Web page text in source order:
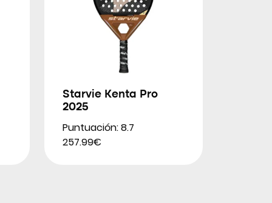
Starvie Kenta Pro
2025
Puntuación: 8.7
257.99€